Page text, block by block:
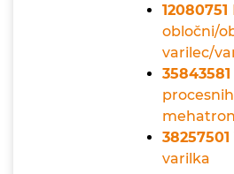
12080751
obločni/
varilec/
35843581
38257501
varilka